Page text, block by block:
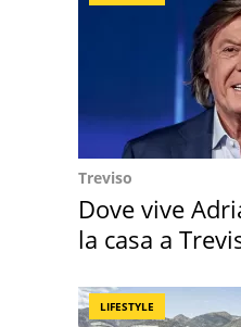
Treviso
Dove vive
la casa a
LIFESTYLE